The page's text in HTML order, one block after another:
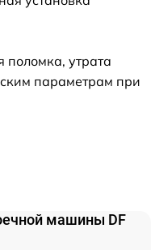
утрата
параметрам при
машины DF